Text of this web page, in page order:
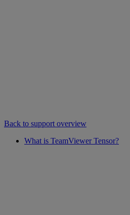
Back to support overview
What is TeamViewer Tensor?